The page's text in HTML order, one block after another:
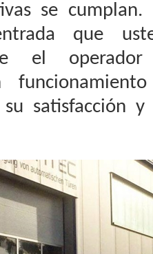
se
que
el
satisfacción